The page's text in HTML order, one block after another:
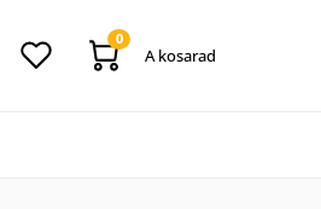
0
A kosarad